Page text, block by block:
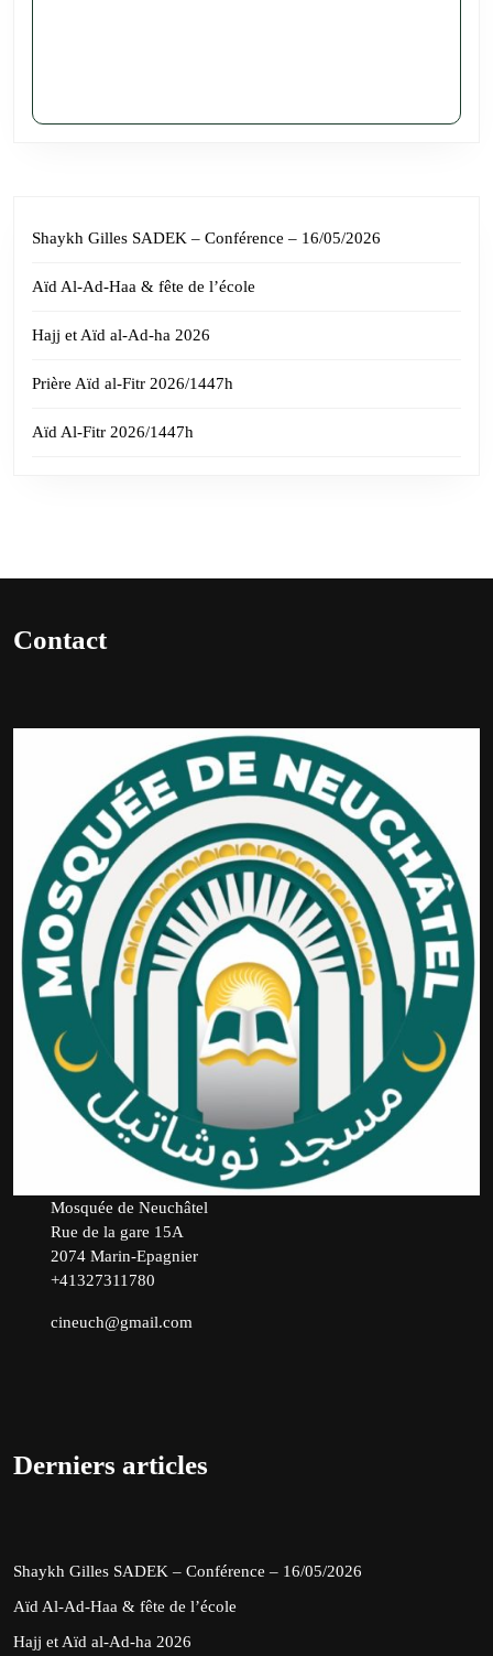
Shaykh Gilles SADEK – Conférence – 16/05/2026
Aïd Al-Ad-Haa & fête de l’école
Hajj et Aïd al-Ad-ha 2026
Prière Aïd al-Fitr 2026/1447h
Aïd Al-Fitr 2026/1447h
Contact
Mosquée de Neuchâtel
Rue de la gare 15A
2074 Marin-Epagnier
+41327311780
cineuch@gmail.com
Derniers articles
Shaykh Gilles SADEK – Conférence – 16/05/2026
Aïd Al-Ad-Haa & fête de l’école
Hajj et Aïd al-Ad-ha 2026